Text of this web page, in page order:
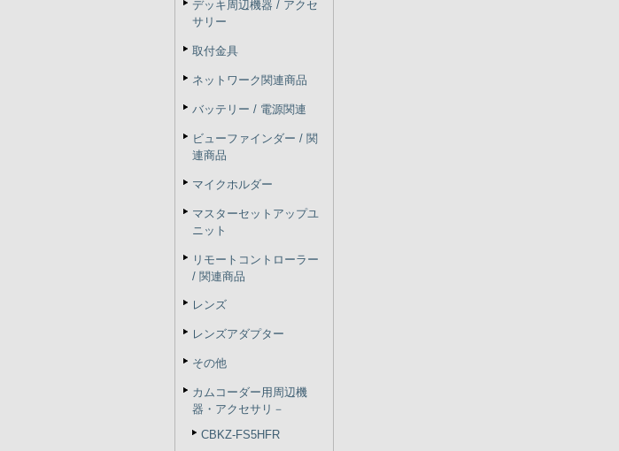
デッキ周辺機器 / アクセ
サリー
取付金具
ネットワーク関連商品
バッテリー / 電源関連
ビューファインダー / 関
連商品
マイクホルダー
マスターセットアップユ
ニット
リモートコントローラー
/ 関連商品
レンズ
レンズアダプター
その他
カムコーダー用周辺機
器・アクセサリ－
CBKZ-FS5HFR